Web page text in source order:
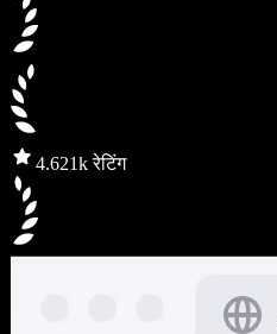
4.621k रेटिंग